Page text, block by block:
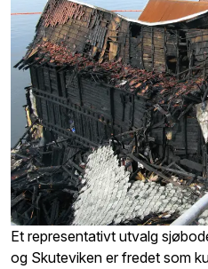
Et representativt utvalg
og Skuteviken erfredet som